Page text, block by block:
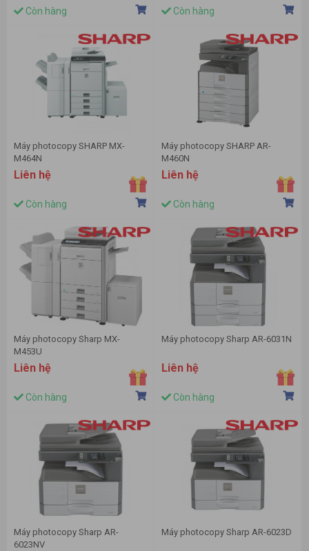
Còn hàng Còn hàng
Máy photocopy SHARP MX-
M464N
Liên hệ
Còn hàng
Máy photocopy SHARP AR-
M460N
Liên hệ
Còn hàng
Máy photocopy Sharp MX-
M453U
Liên hệ
Còn hàng
Máy photocopy Sharp AR-6031N
Liên hệ
Còn hàng
Máy photocopy Sharp AR-
6023NV
Máy photocopy Sharp AR-6023D